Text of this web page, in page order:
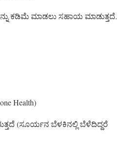
ಕಡಿಮೆ ಮಾಡಲು ಸಹಾಯ ಮಾಡುತ್ತದೆ.
Health)
(ಸೂರ್ಯನ ಬೆಳಕಿನಲ್ಲಿ ಬೆಳೆದಿದ್ದರೆ